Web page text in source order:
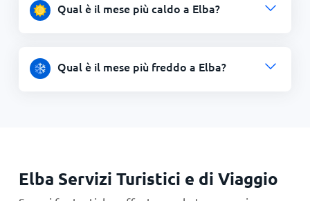
Qual è il mese più caldo a Elba?
Qual è il mese più freddo a Elba?
Elba Servizi Turistici e di Viaggio